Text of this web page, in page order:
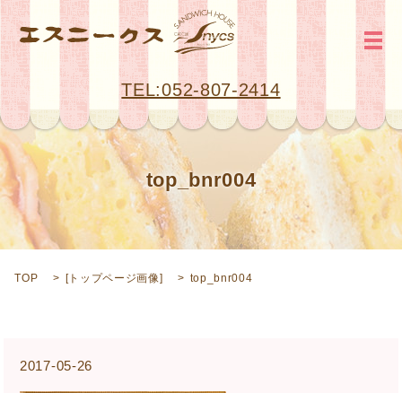
TEL:052-807-2414
メ
top_bnr004
TOP [トップページ画像] top_bnr004
2017-05-26